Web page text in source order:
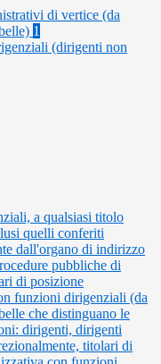
di vertice (da
1
(dirigenti non
a qualsiasi titolo
quelli conferiti
dall'organo di indirizzo
pubbliche di
di posizione
funzioni dirigenziali (da
che distinguano le
dirigenti, dirigenti
titolari di